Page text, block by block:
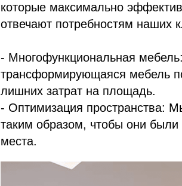
которые максимально
отвечают потребностям наших
- Многофункциональная
трансформирующаяся мебель
лишних затрат на площадь.
- Оптимизация пространства:
таким образом, чтобы они
места.